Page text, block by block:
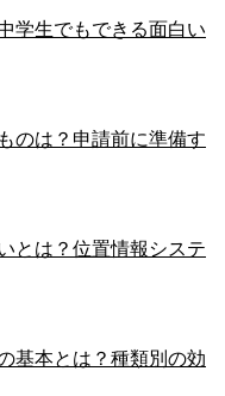
学生でもできる面白い
のは？申請前に準備す
とは？位置情報システ
基本とは？種類別の効